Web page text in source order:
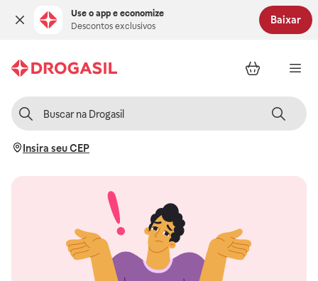
Use o app e economize
Descontos exclusivos
Baixar
Insira seu CEP